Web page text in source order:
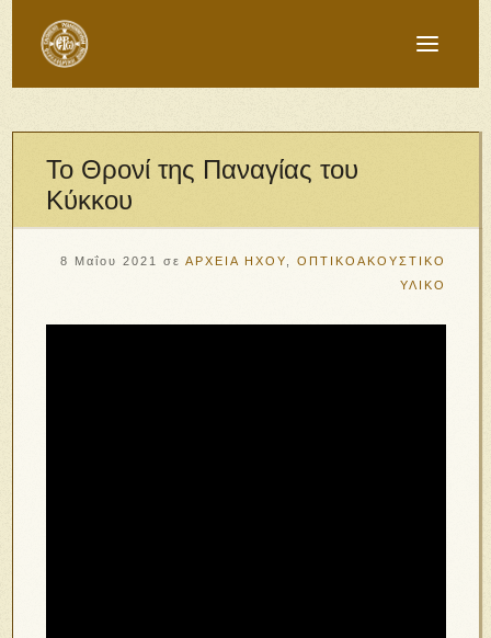
Το Θρονί της Παναγίας του
Κύκκου
8 Μαΐου 2021 σε ΑΡΧΕΙΑ ΗΧΟΥ
ΟΠΤΙΚΟΑΚΟΥΣΤΙΚΟ
ΥΛΙΚΟ